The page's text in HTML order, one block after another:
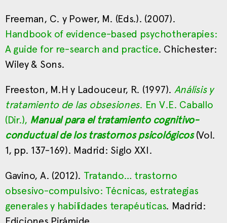
Freeman, C. y Power, M. (Eds.). (2007).
Handbook of evidence-based psychotherapies:
A guide for re-search and practice. Chichester:
Wiley & Sons.
Freeston, M.H y Ladouceur, R. (1997). Análisis y
tratamiento de las obsesiones. En V.E. Caballo
(Dir.), Manual para el tratamiento cognitivo-
conductual de los trastornos psicológicos(Vol.
1, pp. 137-169). Madrid: Siglo XXI.
Gavino, A. (2012). Tratando… trastorno
obsesivo-compulsivo: Técnicas, estrategias
generales y habilidades terapéuticas. Madrid: